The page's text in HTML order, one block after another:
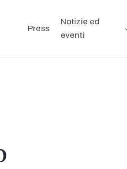
Press
Notizie ed
eventi